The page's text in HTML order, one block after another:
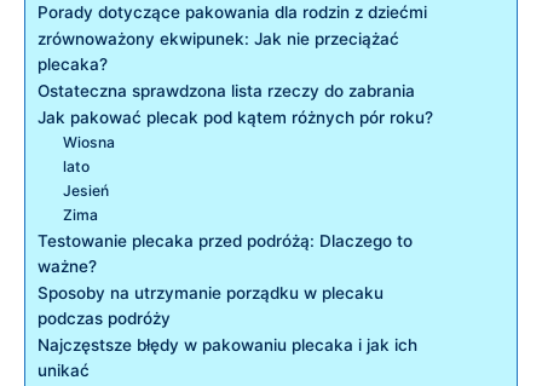
Porady dotyczące pakowania dla rodzin z dziećmi
zrównoważony ekwipunek: Jak nie przeciążać
plecaka?
Ostateczna sprawdzona lista‍ rzeczy do zabrania
Jak pakować plecak pod kątem ​różnych pór roku?
Wiosna
lato
Jesień
Zima
Testowanie plecaka przed podróżą: Dlaczego‌ to
ważne?
Sposoby na utrzymanie porządku w plecaku​
podczas podróży
Najczęstsze błędy ⁣w ‍pakowaniu plecaka i jak ich
unikać